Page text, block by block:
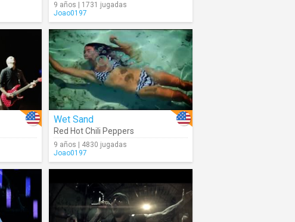
9 años | 1731 jugadas
Joao0197
Wet Sand
Red Hot Chili Peppers
9 años | 4830 jugadas
Joao0197